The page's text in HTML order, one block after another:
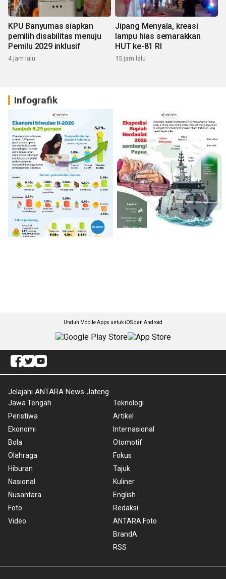
KPU Banyumas siapkan
pemilih disabilitas menuju
Pemilu 2029 inklusif
4 jam lalu
Jipang Menyala, kreasi
lampu hias semarakkan
HUT ke-81 RI
15 jam lalu
Infografik
Unduh Mobile Apps untuk iOS dan Android
Jelajahi ANTARA News Jateng
Jawa Tengah
Peristiwa
Ekonomi
Bola
Olahraga
Hiburan
Nasional
Nusantara
Foto
Video
Teknologi
Artikel
Internasional
Otomotif
Fokus
Tajuk
Kuliner
English
Redaksi
ANTARA Foto
BrandA
RSS